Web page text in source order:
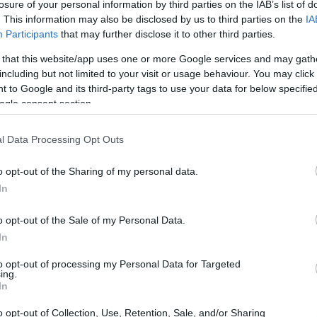
of your personal information by third parties on the IAB’s list of
This information may also be disclosed by us to third parties on the
Participants that may further disclose it to other third parties.
that this website/app uses one or more Google services and may
but not limited to your visit or usage behaviour. You may
to Google and its third-party tags to use your data for below
consent section.
Data Processing Opt Outs
opt-out of the Sharing of my personal data.
opt-out of the Sale of my Personal Data.
opt-out of processing my Personal Data for Targeted
opt-out of Collection, Use, Retention, Sale, and/or Sharing
ad affrontare il Bayer Leverkusen in
cruciale per il proseguimento della sua
sfida con un bilancio impressionante: sono
League e hanno dimostrato una solidità
Questo è un dato che non può passare
che la squadra ha intrapreso negli ultimi anni.
solo 5 sconfitte, un risultato che evidenzia la
Le sconfitte sono arrivate in circostanze
League persa contro il Manchester City, che